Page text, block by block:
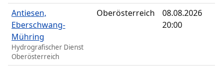
Antiesen,
Eberschwang-
Mühring
Hydrografischer Dienst
Oberösterreich
Oberösterreich
08.08.2026
20:00